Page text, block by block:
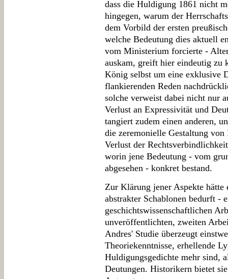
dass die Huldigung 1861 nicht
hingegen, warum der
dem Vorbild der ersten
welche Bedeutung dies aktuell
vom Ministerium forcierte -
auskam, greift hier eindeutig zu
König selbst um eine exklusive
flankierenden Reden
solche verweist dabei nicht nur
Verlust an Expressivität und
tangiert zudem einen anderen,
die zeremonielle Gestaltung
Verlust der
worin jene Bedeutung - vom
abgesehen - konkret bestand.
Zur Klärung jener Aspekte hätte
abstrakter Schablonen bedurft -
geschichtswissenschaftlichen
unveröffentlichten, zweiten
Andres' Studie überzeugt
Theoriekenntnisse, erhellende
Huldigungsgedichte mehr sind,
Deutungen. Historikern bietet